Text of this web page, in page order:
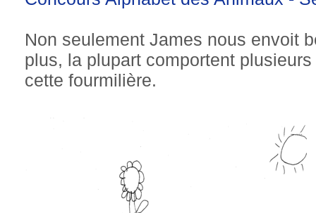
Non seulement James nous envoit
plus, la plupart comportent
cette fourmilière.